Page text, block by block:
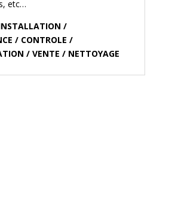
etc…
/
/ CONTROLE /
/ VENTE / NETTOYAGE